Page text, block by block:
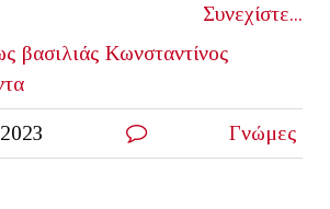
Συνεχίστε...
βασιλιάς Κωνσταντίνος
Γνώμες